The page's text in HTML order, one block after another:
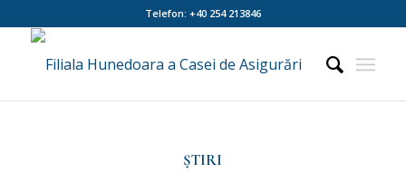
Telefon: +40 254 213846
ȘTIRI